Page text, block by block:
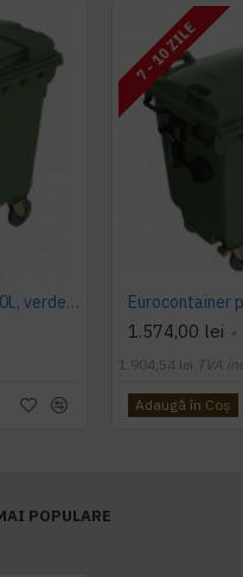
Eurocontainer plastic, 770L, verde, capac plat- Transport Inclus
7 - 10 ZILE
1.574,00 lei
1.904,54 lei TVA
Adaugă în Coş
POPULARE